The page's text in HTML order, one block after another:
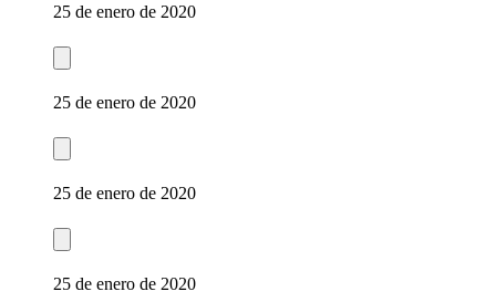
25 de enero de 2020
25 de enero de 2020
25 de enero de 2020
25 de enero de 2020